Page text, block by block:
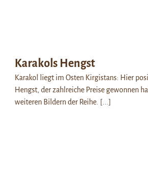
Karakols Hengst
Karakol liegt im Osten Kirgistans: Hier
Hengst, der zahlreiche Preise gewonnen
weiteren Bildern der Reihe. [...]